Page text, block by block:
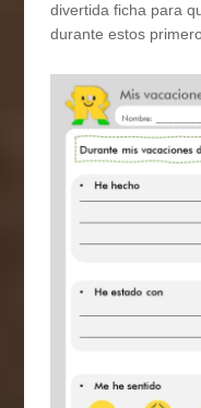
divertida ficha para
durante estos